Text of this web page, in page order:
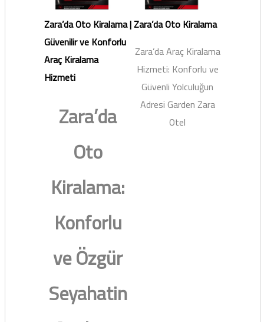
Zara’da Oto Kiralama |
Güvenilir ve Konforlu
Araç Kiralama
Hizmeti
Zara’da
Oto
Kiralama:
Konforlu
ve Özgür
Seyahatin
Zara’da Oto Kiralama
Zara’da Araç Kiralama
Hizmeti: Konforlu ve
Güvenli Yolculuğun
Adresi Garden Zara
Otel